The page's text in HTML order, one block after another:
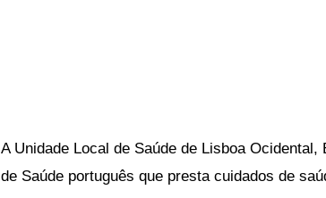
A Unidade Local de Saúde de Lisboa
de Saúde português que presta cuidados de